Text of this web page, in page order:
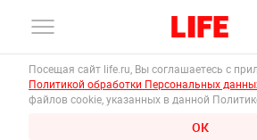
Посещая сайт life.ru, Вы соглашаетесь с
Политикой обработки Персональных
файлов cookie, указанных в данной
ОК